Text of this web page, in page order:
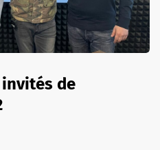
invités de